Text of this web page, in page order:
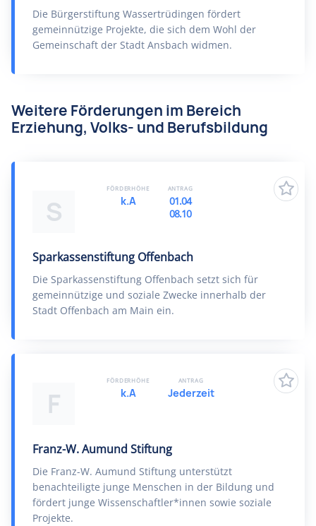
Die Bürgerstiftung Wassertrüdingen fördert
gemeinnützige Projekte, die sich dem Wohl der
Gemeinschaft der Stadt Ansbach widmen.
Weitere Förderungen im Bereich
Erziehung, Volks- und Berufsbildung
S
Sparkassenstiftung Offenbach
Die Sparkassenstiftung Offenbach setzt sich für
gemeinnützige und soziale Zwecke innerhalb der
Stadt Offenbach am Main ein.
FÖRDERHÖHE
k.A
ANTRAG
01.04
08.10
F
Franz-W. Aumund Stiftung
Die Franz-W. Aumund Stiftung unterstützt
benachteiligte junge Menschen in der Bildung und
fördert junge Wissenschaftler*innen sowie soziale
Projekte.
FÖRDERHÖHE
k.A
ANTRAG
Jederzeit